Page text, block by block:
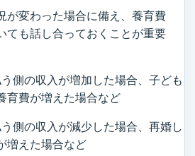
が変わった場合に備え、養育費
ても話し合っておくことが重要
側の収入が増加した場合、子ども
育費が増えた場合など
側の収入が減少した場合、再婚し
増えた場合など